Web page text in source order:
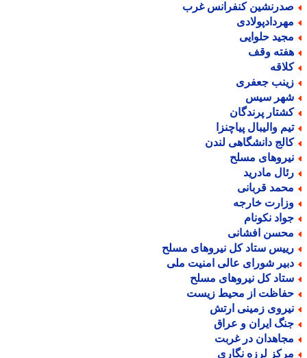
کنفرانس غرب
حلوایی
وقف
جعفری
سیس
پرندگان
والیبال پیاچنزا
دانشگاهی لندن
مسلح
مادرید
قربانی
خارجه
نکونام
افشانی
ستاد کل نیروهای مسلح
شورای عالی امنیت ملی
کل نیروهای مسلح
از محیط زیست
زمینی ارتش
ایران و عراق
در غربت
لرزه نگاری